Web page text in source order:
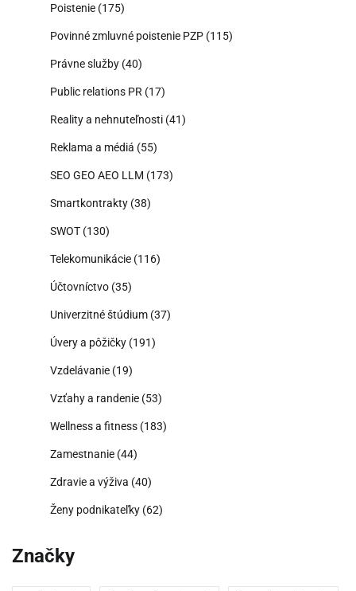
Poistenie (175)
Povinné zmluvné poistenie PZP (115)
Právne služby (40)
Public relations PR (17)
Reality a nehnuteľnosti (41)
Reklama a médiá (55)
SEO GEO AEO LLM (173)
Smartkontrakty (38)
SWOT (130)
Telekomunikácie (116)
Účtovníctvo (35)
Univerzitné štúdium (37)
Úvery a pôžičky (191)
Vzdelávanie (19)
Vzťahy a randenie (53)
Wellness a fitness (183)
Zamestnanie (44)
Zdravie a výživa (40)
Ženy podnikateľky (62)
Značky